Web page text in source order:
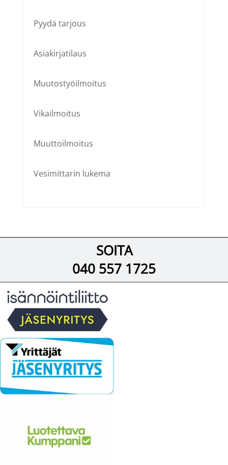
Pyydä tarjous
Asiakirjatilaus
Muutostyöilmoitus
Vikailmoitus
Muuttoilmoitus
Vesimittarin lukema
SOITA
040 557 1725